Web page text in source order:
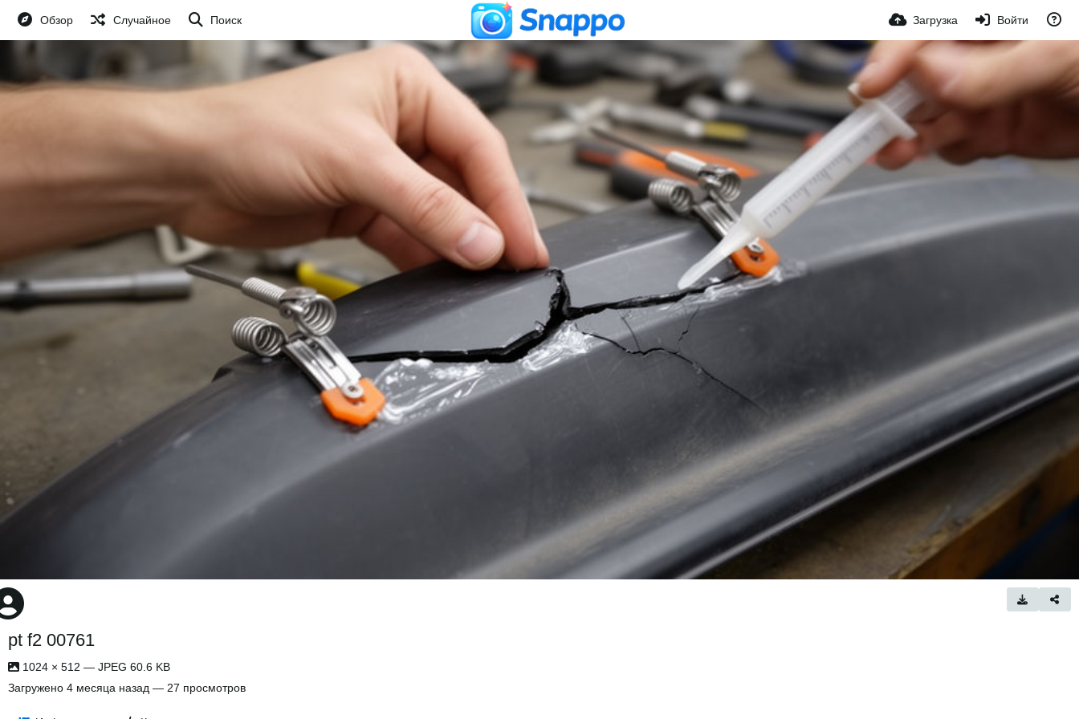
Обзор Случайное Поиск Загрузка Войти
pt f2 00761
1024 × 512 — JPEG 60.6 KB
Загружено 4 месяца назад — 27 просмотров